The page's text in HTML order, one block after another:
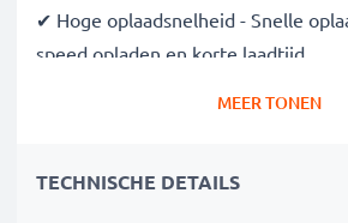
✔ Hoge oplaadsnelheid - Snelle
speed opladen en korte laadtijd
en ideaal voor op reis
MEER TONEN
TECHNISCHE DETAILS